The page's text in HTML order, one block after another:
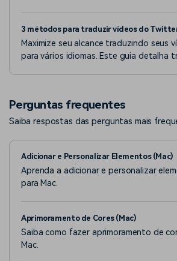
3 métodos para traduzir vídeos do
Maximize seu alcance traduzindo seus
para vários idiomas. Este guia detalha
Perguntas frequentes
Saiba respostas das perguntas mais
Adicionar e Personalizar Elementos (Mac)
Aprenda a adicionar e personalizar
para Mac.
Aprimoramento de Cores (Mac)
Saiba como fazer aprimoramento de
Mac.